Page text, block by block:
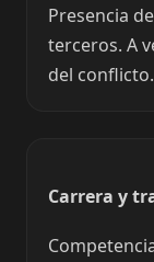
Presencia
terceros. A
del conflicto.
Carrera y